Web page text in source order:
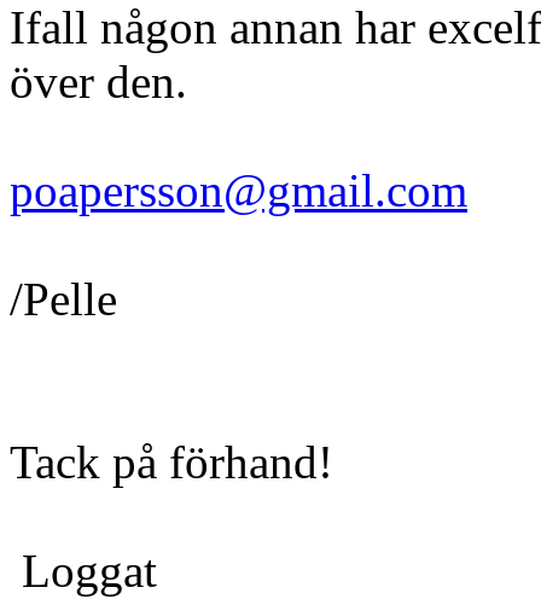
Ifall någon annan har
över den.
poapersson@gmail.com
/Pelle
Tack på förhand!
Loggat